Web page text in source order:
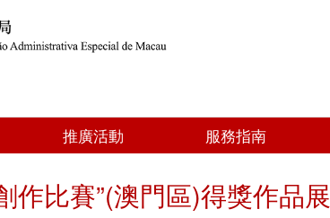
推廣活動 服務指南
作比賽”(澳門區)得獎作品展